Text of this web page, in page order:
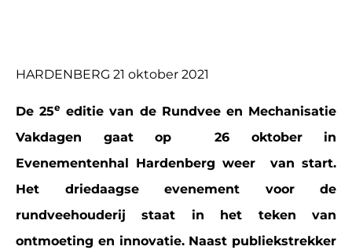
HARDENBERG 21 oktober 2021
De 25e editie van de Rundvee en Mechanisatie
Vakdagen gaat op 26 oktober in
Evenementenhal Hardenberg weer van start.
Het driedaagse evenement voor de
rundveehouderij staat in het teken van
ontmoeting en innovatie. Naast publiekstrekker